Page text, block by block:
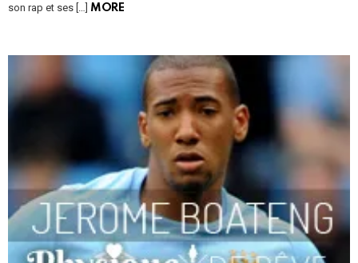
son rap et ses […] MORE